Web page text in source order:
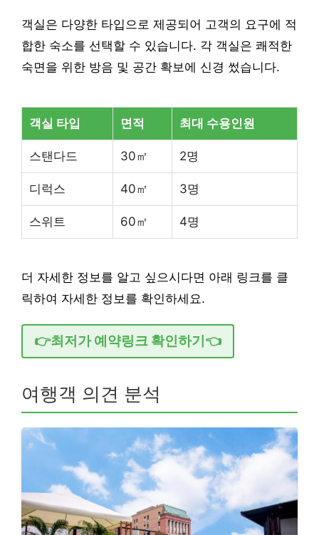
객실은 다양한 타입으로 제공되어 고객의 요구에 적
합한 숙소를 선택할 수 있습니다. 각 객실은 쾌적한
숙면을 위한 방음 및 공간 확보에 신경 썼습니다.
객실 타입 면적 최대 수용인원
스탠다드 30㎡ 2명
디럭스 40㎡ 3명
스위트 60㎡ 4명
더 자세한 정보를 알고 싶으시다면 아래 링크를 클
릭하여 자세한 정보를 확인하세요.
👉최저가 예약링크 확인하기👈
여행객 의견 분석